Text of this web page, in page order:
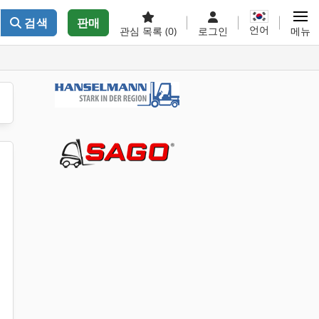
검색 판매
관심 목록 (0) 로그인 언어 메뉴